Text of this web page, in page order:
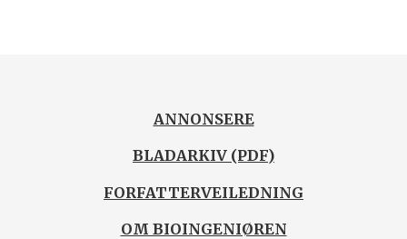
ANNONSERE
BLADARKIV (PDF)
FORFATTERVEILEDNING
OM BIOINGENIØREN